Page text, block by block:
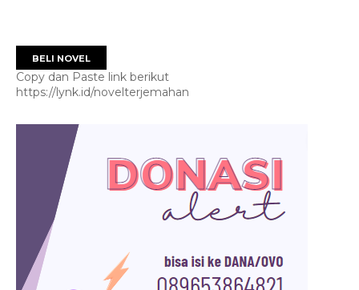
BELI NOVEL
Copy dan Paste link berikut
https://lynk.id/novelterjemahan